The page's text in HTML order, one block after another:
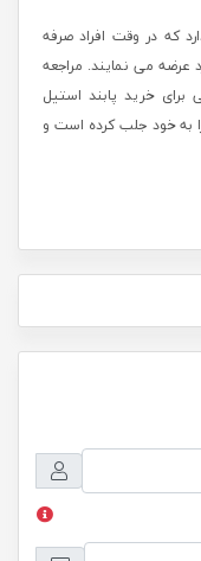
که در وقت افراد صرفه
عرضه می نمایند. مراجعه
برای خرید پابند استیل
به خود جلب کرده است و